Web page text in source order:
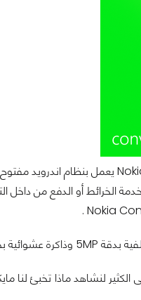
خدمة الخرائط أو الدفع من
لنشاهد ماذا تخبئ لنا